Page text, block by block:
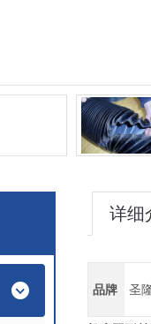
详细
品牌 圣